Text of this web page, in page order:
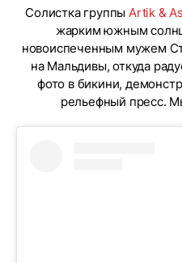
Солистка группы Artik &
жарким южным
новоиспеченным мужем
на Мальдивы, откуда
фото в бикини,
рельефный пресс.